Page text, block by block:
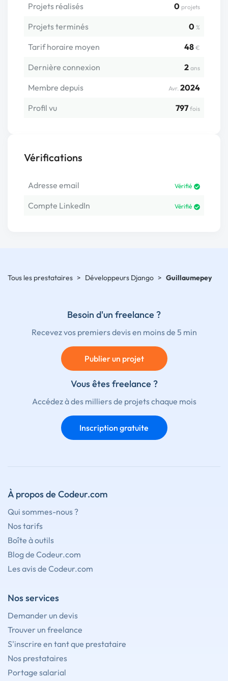
Projets réalisés 0 projets
Projets terminés 0 %
Tarif horaire moyen 48 €
Dernière connexion 2 ans
Membre depuis Avr. 2024
Profil vu
797 fois
Vérifications
Adresse email Vérifié
Compte LinkedIn Vérifié
Tous les prestataires > Développeurs Django > Guillaumepey
Besoin d'un freelance ?
Recevez vos premiers devis en moins de 5 min
Publier un projet
Vous êtes freelance ?
Accédez à des milliers de projets chaque mois
Inscription gratuite
À propos de Codeur.com
Qui sommes-nous ?
Nos tarifs
Boîte à outils
Blog de Codeur.com
Les avis de Codeur.com
Nos services
Demander un devis
Trouver un freelance
S'inscrire en tant que prestataire
Nos prestataires
Portage salarial